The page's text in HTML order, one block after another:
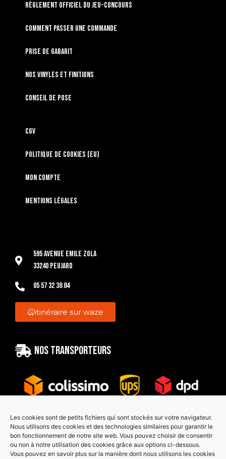
Les cookies sont de petits fichiers qui sont stockés sur votre navigateur.
Nous utilisons des cookies et des technologies similaires pour garantir le
bon fonctionnement de notre site web. Vous pouvez choisir de consentir
ou non à notre utilisation des cookies grâce aux options ci-dessous.
Vous pouvez en savoir plus sur la manière dont nous utilisons les cookies
RÈGLEMENT OFFICIEL DU JEU-CONCOURS
Comment passer une commande
Prise de gabarit
Nos vinyles et finitions
Conseil de pose
CGV
Politique de cookies (EU)
Mon compte
Mentions légales
595 Avenue Emile Zola
33240 Peujard
05 57 32 38 84
itinéraire sur waze
Nos transporteurs
Paiement sécurisé